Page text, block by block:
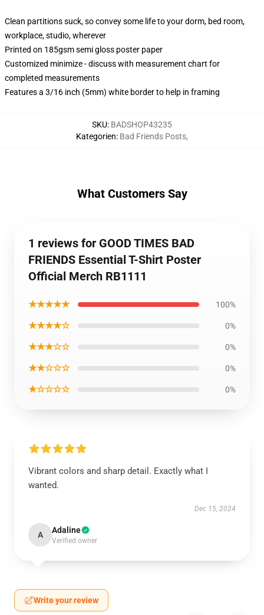
Clean partitions suck, so convey some life to your dorm, bed room,
workplace, studio, wherever
Printed on 185gsm semi gloss poster paper
Customized minimize - discuss with measurement chart for
completed measurements
Features a 3/16 inch (5mm) white border to help in framing
SKU: BADSHOP43235
Kategorien: Bad Friends Posts,
What Customers Say
1 reviews for GOOD TIMES BAD
FRIENDS Essential T-Shirt Poster
Official Merch RB1111
★★★★★ 100%
★★★★☆ 0%
★★★☆☆ 0%
★★☆☆☆ 0%
★☆☆☆☆ 0%
Vibrant colors and sharp detail. Exactly what I
wanted.
Dec 15, 2024
A Adaline
Verified owner
Write your review